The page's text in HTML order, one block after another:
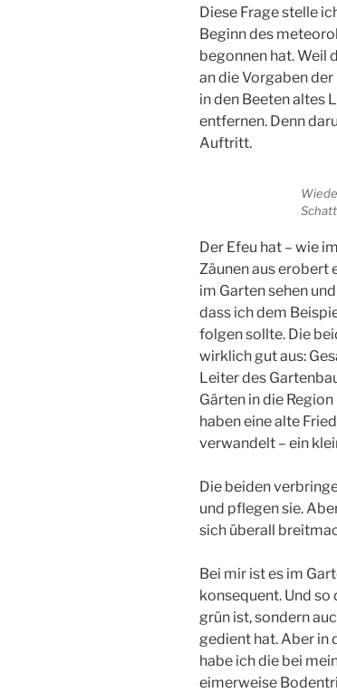
Diese Frage stelle
Beginn des
begonnen hat. Weil
an die Vorgaben
in den Beeten altes
entfernen. Denn
Auftritt.
Der Efeu hat – wie
Zäunen aus erobert
im Garten sehen
dass ich dem
folgen sollte. Die
wirklich gut aus:
Leiter des
Gärten in die
haben eine alte
verwandelt – ein
Die beiden
und pflegen sie.
sich überall
Bei mir ist es im
konsequent. Und so
grün ist, sondern
gedient hat. Aber in
habe ich die bei
eimerweise